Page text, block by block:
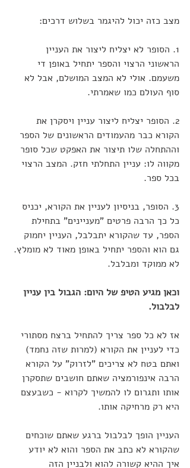
מצב כזה יכול להיגמר בשלוש דרכים:
1. הסופר לא יצליח ליצור את העניין
הראשוני הרצוי והספר יתחיל באופן די
משעמם. אולי לא המצב המושלם, אבל לא
סוף העולם כמו שאמרתי.
2. הסופר יצליח ליצור עניין ויסקרן את
הקורא כבר מהעמודים הראשונים של הספר
וההתחלה שלו תיצור את האפקט שכל סופר
מקווה לו: עניין התחלתי חזק. המצב הרצוי
בכל ספר.
3. הסופר, בניסיון לעניין את הקורא, יכניס
כל כך הרבה פרטים "מעניינים" בתחילת
הספר, עד שהקורא יתבלבל, העניין יחמוק
גם הוא והספר יתחיל באופן מאוד לא מומלץ.
לא ממוקד ומבלבל.
וכאן מגיע הטיפ של היום: הגבול בין עניין
לבלבול.
אז לא כל ספר צריך להתחיל ברצח מסתורי
כדי לעניין את הקורא (למרות שזה נחמד)
ואתם בטח לא צריכים "לזרוק" על הקורא
הרבה אינפורמציה שאתם חושבים שתסקרן
אותו ותגרום לו להמשיך לקרוא - כשבעצם
היא רק מרחיקה אותו.
העניין הופך לבלבול ברגע שאתם שוכחים
שהקורא לא כתב את הספר והוא לא יודע
איך ההיא קשורה להוא ולבניין הזה